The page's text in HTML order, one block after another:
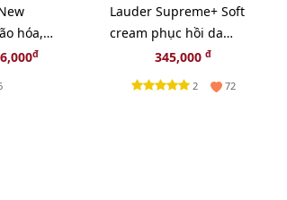
hóa,
đ
Lauder Supreme+ Soft
cream phục hồi da
chuyên sâu, 15ml
345,000đ
2 72